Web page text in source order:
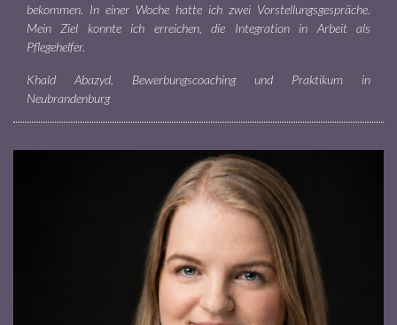
bekommen. In einer Woche hatte ich zwei Vorstellungsgespräche.
Mein Ziel konnte ich erreichen, die Integration in Arbeit als
Pflegehelfer.
Khald Abazyd, Bewerbungscoaching und Praktikum in
Neubrandenburg